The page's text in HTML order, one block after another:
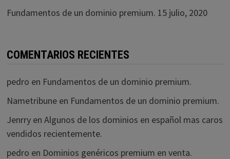
Fundamentos de un dominio premium. 15 julio, 2020
COMENTARIOS RECIENTES
pedro en Fundamentos de un dominio premium.
Nametribuneen Fundamentos de un dominio premium.
Jenrryen Algunos de los dominios en español mas caros
vendidos recientemente.
pedro en Dominios genéricos premium en venta.